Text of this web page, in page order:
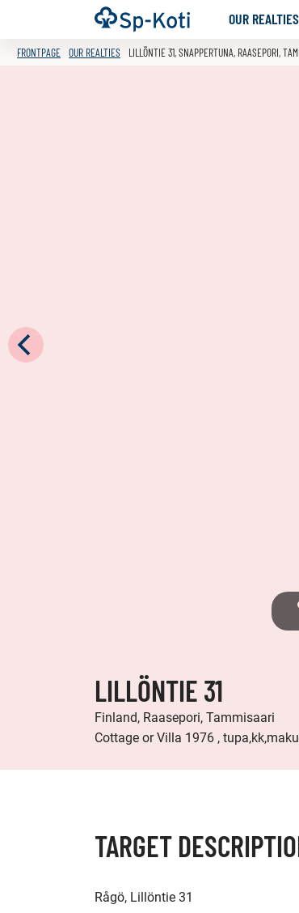
Go
to
content
Frontpage OUR REALTIES
FRONTPAGE OUR REALTIES LILLÖNTIE 31, SNAPPERTUNA, RAASEPORI,
LILLÖNTIE 31
Finland, Raasepori, Tammisaari
Cottage or Villa 1976 ,
TARGET
Rågö, Lillöntie 31